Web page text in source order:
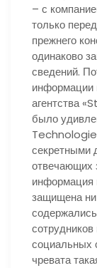
– с
только
прежнего
одинаково
сведений.
информации
агентства
было
секретными
отвечающих
информация
защищена
социальных
чревата